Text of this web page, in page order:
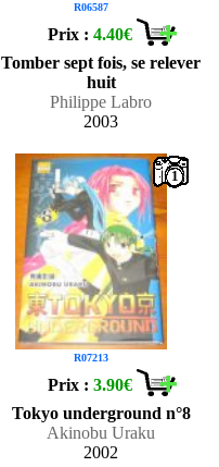
R06587
Prix :4.40€
Tomber sept fois, se relever
huit
Philippe Labro
2003
R07213
1
Prix :3.90€
Tokyo underground n°8
Akinobu Uraku
2002